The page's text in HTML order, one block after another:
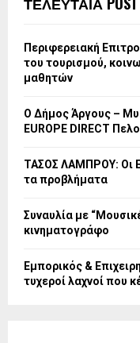
Περιφερειακή
του τουρισμού,
μαθητών
Ο Δήμος Άργους –
EUROPE DIRECT
ΤΑΣΟΣ ΛΑΜΠΡΟΥ: Οι
τα προβλήματα
Συναυλία με
κινηματογράφο
Εμπορικός &
τυχεροί λαχνοί που